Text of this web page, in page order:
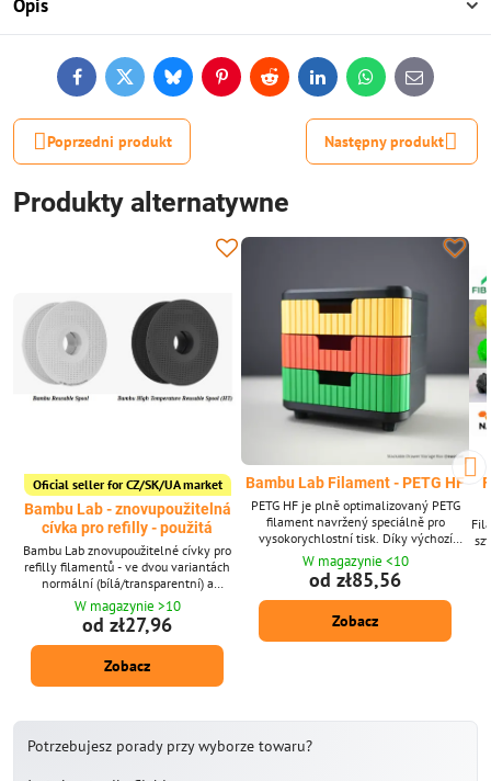
Opis
FacebookTwitterBlueskyPinterestReddit LinkedInWhatsApp
E-
mail
Poprzedni produkt Następny produkt
Produkty alternatywne
Oficial seller for CZ/SK/UA market
Bambu Lab - znovupoužitelná
cívka pro refilly - použitá
Bambu Lab znovupoužitelné cívky pro
refilly filamentů - ve dvou variantách
normální (bílá/transparentní) a
vysokoteplotní opakovaně použitelná
cívka (černá)
W magazynie >10
od zł27,96
Zobacz
Bambu Lab Filament - PETG HF
PETG HF je plně optimalizovaný PETG
filament navržený speciálně pro
vysokorychlostní tisk. Díky výchozí
rychlosti tisku, která je dvakrát rychlejší
než u standardních filamentů PETG,
posouvá PETG HF vaši efektivitu tisku do
nových výšin.
W magazynie <10
od zł85,56
Zobacz
Potrzebujesz porady przy wyborze towaru?